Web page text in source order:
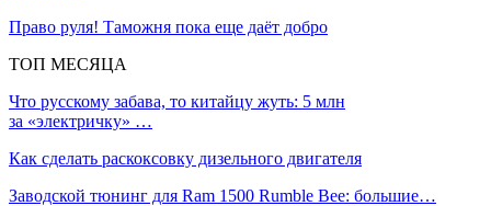
Право руля! Таможня пока еще даёт добро
ТОП МЕСЯЦА
Что русскому забава, то китайцу жуть: 5 млн
за «электричку» …
Как сделать раскоксовку дизельного двигателя
Заводской тюнинг для Ram 1500 Rumble Bee: большие…